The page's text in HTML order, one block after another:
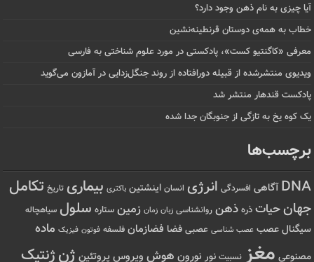
آیا چیزی به نام ذهن وجود دارد؟
خطاب به همه‌ی دوستان قرنطینه‌نشین
معرفی «کاگنتیو کست»، پادکستی در مورد علوم شناختی به فارسی
ویدیوی منتشرشده از قبیله دورافتاده‌ از روند جنگل‌زدایی در آمازون می‌گوید
پادکست قندهار منتشر شد
یک کوه یخ به تازگی از جنوبگان جدا شده
برچسب‌ها
DNA آگاهی افسردگی انرژی انسان اینشتین باکتری بیماری تاریخ تکامل
جهانحیات ذره ذهن روانشناسی زبان زمان زمین ستاره سلول سیاهچاله
سیگنال عصب عصب شناسی عصبی فضا فضازمان فلسفه فوتون فیزیک ماده
مصنوعی مغز نسبیت نور نورون هوش ویروس پروتئین ژنژنتیک